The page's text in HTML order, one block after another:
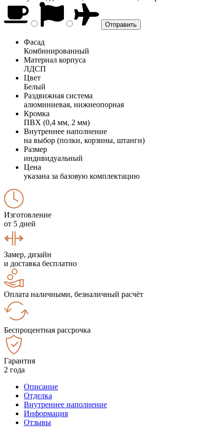
Фасад
Комбинированный
Материал корпуса
ЛДСП
Цвет
Белый
Раздвижная система
алюминиевая, нижнеопорная
Кромка
ПВХ (0,4 мм, 2 мм)
Внутреннее наполнение
на выбор (полки, корзины, штанги)
Размер
индивидуальный
Цена
указана за базовую комплектацию
Изготовление
от 5 дней
Замер, дизайн
и доставка бесплатно
Оплата наличными, безналичный расчёт
Беспроцентная рассрочка
Гарантия
2 года
Описание
Отделка
Внутреннее наполнение
Информация
Отзывы